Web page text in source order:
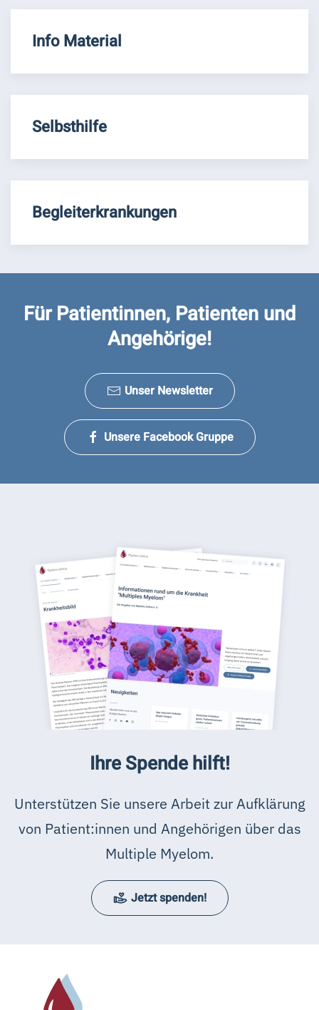
Info Material
Selbsthilfe
Begleiterkrankungen
Für Patientinnen, Patienten und
Angehörige!
Unser Newsletter
Unsere Facebook Gruppe
Ihre Spende hilft!
Unterstützen Sie unsere Arbeit zur Aufklärung
von Patient:innen und Angehörigen über das
Multiple Myelom.
Jetzt spenden!